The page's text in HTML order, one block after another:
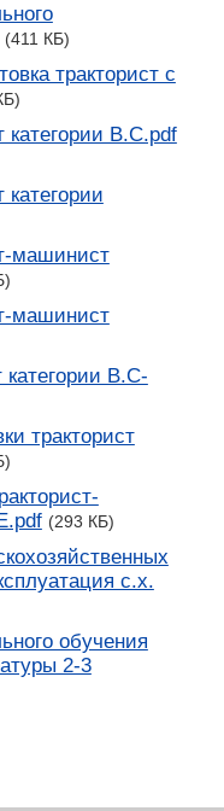
(411 КБ)
тракторист с
категории В.С.pdf
машинист
машинист
В.С-
тракторист
(293 КБ)
с.х.
обучения
2-3